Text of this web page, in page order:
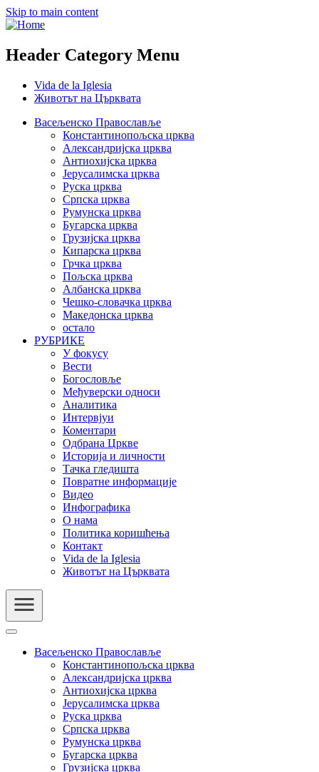
Skip to main content
Header Category Menu
Vida de la Iglesia
Животът на Църквата
Васељенско Православље
Константинопољска црква
Александријска црква
Антиохијска црква
Јерусалимска црква
Руска црква
Српска црква
Румунска црква
Бугарска црква
Грузијска црква
Кипарска црква
Грчка црква
Пољска црква
Албанска црква
Чешко-словачка црква
Македонска црква
остало
РУБРИКЕ
У фокусу
Вести
Богословље
Међуверски односи
Аналитика
Интервјуи
Коментари
Одбрана Цркве
Историја и личности
Тачка гледишта
Повратне информације
Видео
Инфографика
О нама
Политика коришћења
Контакт
Vida de la Iglesia
Животът на Църквата
Васељенско Православље
Константинопољска црква
Александријска црква
Антиохијска црква
Јерусалимска црква
Руска црква
Српска црква
Румунска црква
Бугарска црква
Грузијска црква